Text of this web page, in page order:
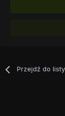
Przejdź do